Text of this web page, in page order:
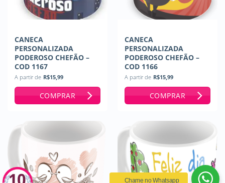
CANECA
PERSONALIZADA
PODEROSO CHEFÃO –
COD 1167
A partir de R$15,99
COMPRAR
CANECA
PERSONALIZADA
PODEROSO CHEFÃO –
COD 1166
A partir de R$15,99
COMPRAR
Chame no Whatsapp